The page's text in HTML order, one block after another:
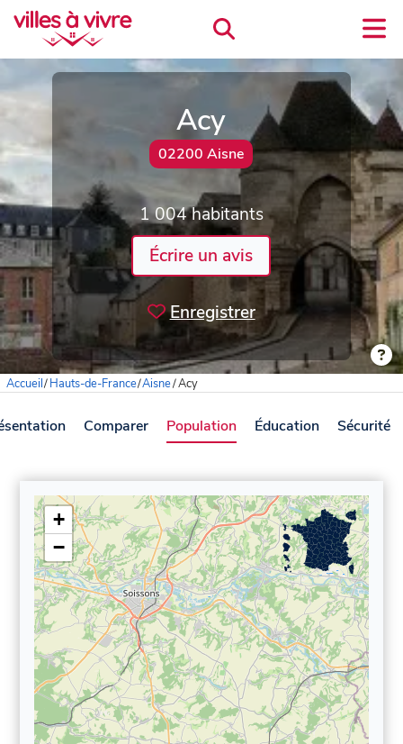
Acy
02200 Aisne
1 004 habitants
Écrire un avis
Enregistrer
Accueil/Hauts-de-France/Aisne/Acy
Comparer Population Éducation Sécurité
+
−